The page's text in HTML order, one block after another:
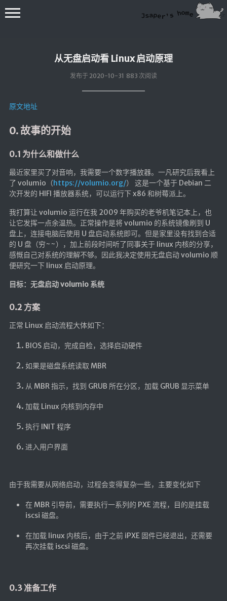
从无盘启动看 Linux 启动原理
发布于 2020-10-31 883 次阅读
原文地址
0. 故事的开始
0.1 为什么和做什么
最近家里买了对音响，我需要一个数字播放器。一凡研究后我看上
了 volumio（https://volumio.org/） 这是一个基于 Debian 二
次开发的 HIFI 播放器系统，可以运行下 x86 和树莓派上。
我打算让 volumio 运行在我 2009 年购买的老爷机笔记本上，也
让它发挥一点余温热。正常操作是将 volumio 的系统镜像刷到 U
盘上，连接电脑后使用 U 盘启动系统即可。但是家里没有找到合适
的 U 盘（穷~~），加上前段时间听了同事关于 linux 内核的分享，
感慨自己对系统的理解不够。因此我决定使用无盘启动 volumio 顺
便研究一下 linux 启动原理。
目标：无盘启动 volumio 系统
0.2 方案
正常 Linux 启动流程大体如下：
BIOS 启动，完成自检，选择启动硬件
如果是磁盘系统读取 MBR
从 MBR 指示，找到 GRUB 所在分区，加载 GRUB 显示菜单
加载 Linux 内核到内存中
执行 INIT 程序
进入用户界面
由于我需要从网络启动，过程会变得复杂一些，主要变化如下
在 MBR 引导前，需要执行一系列的 PXE 流程，目的是挂载
iscsi 磁盘。
在加载 linux 内核后，由于之前 iPXE 固件已经退出，还需要
再次挂载 iscsi 磁盘。
0.3 准备工作
bing壁纸
🔥排行榜
导航站
综合导航
鱼塘热榜
航拍全景
暗网导航
Google访问助手
🎬在线影视
影视导航
星视界
影视无广告
在线影视 备用2
在线影视新增
在线影视(失效)
电影下载
视频教程